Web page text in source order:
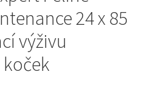
24 x 85
výživu